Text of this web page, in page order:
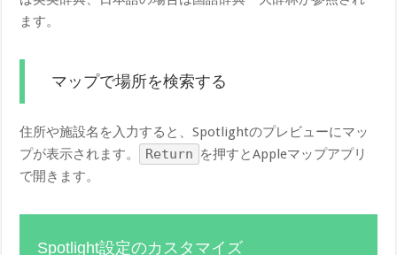
ます。
マップで場所を検索する
住所や施設名を入力すると、Spotlightのプレビューにマッ
プが表示されます。
Return を押すとAppleマップアプリ
で開きます。
Spotlight設定のカスタマイズ